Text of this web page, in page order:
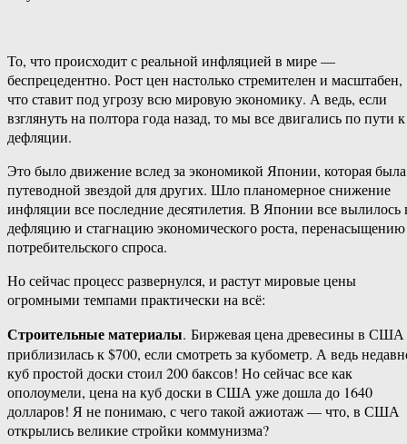
То, что происходит с реальной инфляцией в мире —
беспрецедентно. Рост цен настолько стремителен и масштабен,
что ставит под угрозу всю мировую экономику. А ведь, если
взглянуть на полтора года назад, то мы все двигались по пути к
дефляции.
Это было движение вслед за экономикой Японии, которая была
путеводной звездой для других. Шло планомерное снижение
инфляции все последние десятилетия. В Японии все вылилось
дефляцию и стагнацию экономического роста, перенасыщению
потребительского спроса.
Но сейчас процесс развернулся, и растут мировые цены
огромными темпами практически на всё:
Строительные материалы. Биржевая цена древесины в США
приблизилась к $700, если смотреть за кубометр. А ведь
куб простой доски стоил 200 баксов! Но сейчас все как
ополоумели, цена на куб доски в США уже дошла до 1640
долларов! Я не понимаю, с чего такой ажиотаж — что, в США
открылись великие стройки коммунизма?